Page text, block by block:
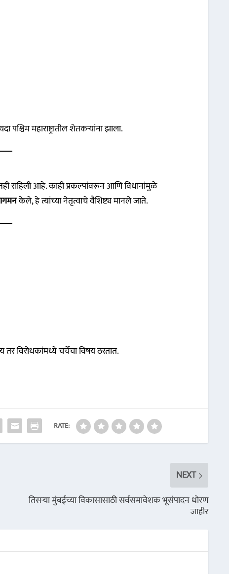
पश्चिम महाराष्ट्रातील शेतकऱ्यांना झाला.
राहिली आहे. काही प्रकल्पांवरून आणि विधानांमुळे
केले, हे त्यांच्या नेतृत्वाचे वैशिष्ट्य मानले जाते.
विरोधकांमध्ये चर्चेचा विषय ठरतात.
RATE:
NEXT
तिसऱ्या मुंबईच्या विकासासाठी सर्वसमावेशक भूसंपादन धोरण
जाहीर